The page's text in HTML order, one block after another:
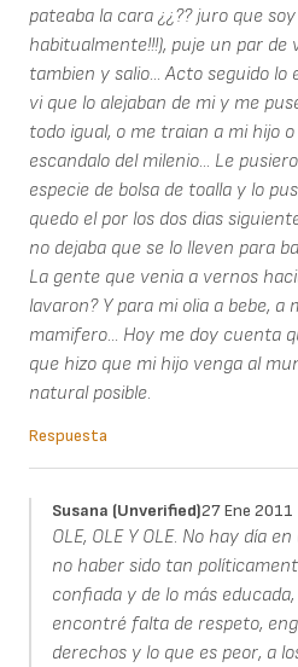
pateaba la cara ¿¿?? juro que
habitualmente!!!), puje un par de
tambien y salio... Acto seguido
vi que lo alejaban de mi y me
todo igual, o me traian a mi hijo
escandalo del milenio... Le
especie de bolsa de toalla y lo
quedo el por los dos dias
no dejaba que se lo lleven para
La gente que venia a vernos
lavaron? Y para mi olia a bebe, a
mamifero... Hoy me doy cuenta
que hizo que mi hijo venga al
natural posible.
Respuesta
Susana (unverified)27 Ene 2011
OLE, OLE Y OLE. No hay día
no haber sido tan
confiada y de lo más
encontré falta de respeto,
derechos y lo que es peor, a